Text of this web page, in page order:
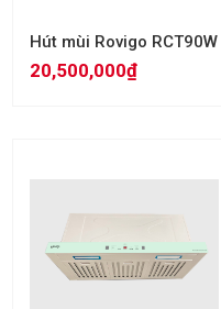
Hút mùi Rovigo RCT90W
20,500,000₫